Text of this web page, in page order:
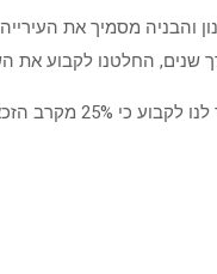
לקבוע את השיעור הזה על הרף
יד בקרקעות פרטיות יהיו בני המקום, כלומר – תושבי העיר, וכך נעשה.